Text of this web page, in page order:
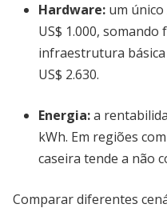
Hardware: um
US$ 1.000,
infraestrutura
US$ 2.630.
Energia:a
kWh. Em regiões
caseira tende a não
Comparar diferentes